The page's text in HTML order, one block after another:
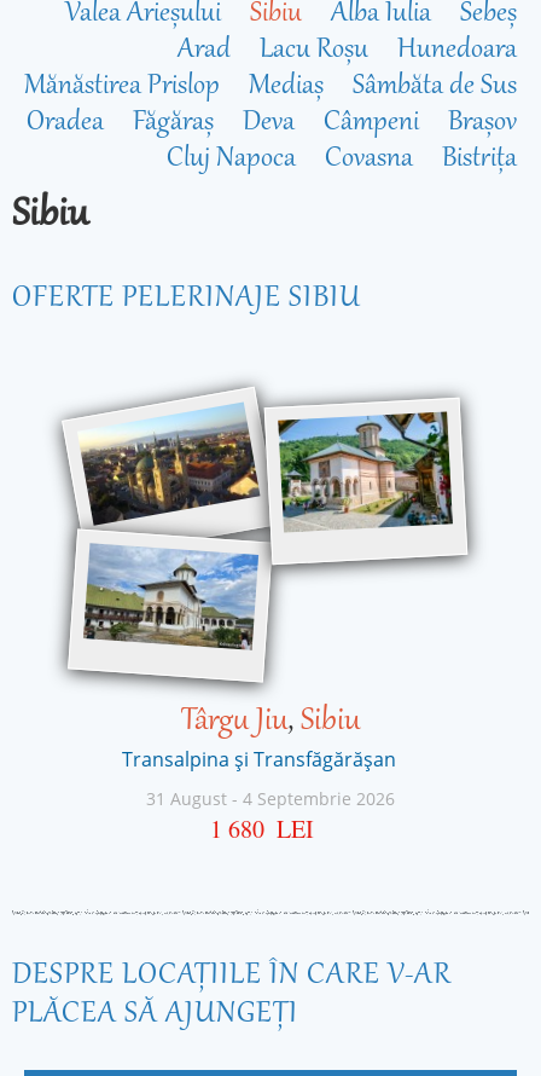
Valea Arieșului
Sibiu Alba Iulia
Sebeș
Arad
Lacu Roșu
Hunedoara
Mănăstirea Prislop
Mediaș
Sâmbăta de Sus
Oradea
Făgăraș Deva Câmpeni
Brașov
Cluj Napoca
Covasna Bistrița
Sibiu
OFERTE PELERINAJE SIBIU
Târgu Jiu,Sibiu
Transalpina și Transfăgărășan
31 August - 4 Septembrie 2026
1 680 LEI
DESPRE LOCAŢIILE ÎN CARE V-AR
PLĂCEA SĂ AJUNGEŢI